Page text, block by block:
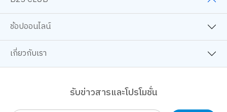
ช้อปออนไลน์
เกี่ยวกับเรา
รับข่าวสารและโปรโมชั่น